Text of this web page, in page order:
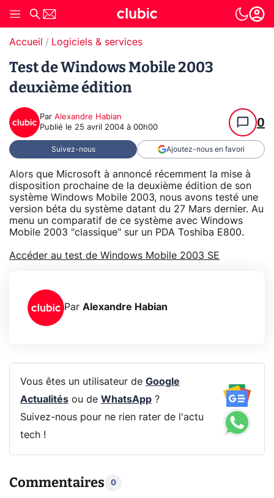
Accueil Logiciels & services
Test de Windows Mobile 2003
deuxième édition
Par Alexandre Habian
Publié le 25 avril 2004 à 00h00 0
Suivez-nous Ajoutez-nous en favori
Alors que Microsoft à annoncé récemment la mise à
disposition prochaine de la deuxième édition de son
système Windows Mobile 2003, nous avons testé une
version béta du système datant du 27 Mars dernier. Au
menu un comparatif de ce système avec Windows
Mobile 2003 "classique" sur un PDA Toshiba E800.
Accéder au test de Windows Mobile 2003 SE
Par Alexandre Habian
Vous êtes un utilisateur de Google
Actualitésou de WhatsApp?
Suivez-nous pour ne rien rater de l'actu
tech !
Commentaires 0